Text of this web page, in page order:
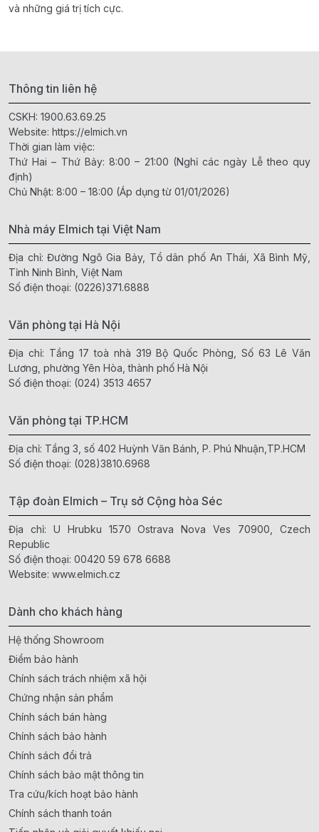
và những giá trị tích cực.
Thông tin liên hệ
CSKH: 1900.63.69.25
Website: https://elmich.vn
Thời gian làm việc:
Thứ Hai – Thứ Bảy: 8:00 – 21:00 (Nghỉ các ngày Lễ theo quy
định)
Chủ Nhật: 8:00 – 18:00 (Áp dụng từ 01/01/2026)
Nhà máy Elmich tại Việt Nam
Địa chỉ: Đường Ngô Gia Bảy, Tổ dân phố An Thái, Xã Bình Mỹ,
Tỉnh Ninh Bình, Việt Nam
Số điện thoại: (0226)371.6888
Văn phòng tại Hà Nội
Địa chỉ: Tầng 17 toà nhà 319 Bộ Quốc Phòng, Số 63 Lê Văn
Lương, phường Yên Hòa, thành phố Hà Nội
Số điện thoại: (024) 3513 4657
Văn phòng tại TP.HCM
Địa chỉ: Tầng 3, số 402 Huỳnh Văn Bánh, P. Phú Nhuận,TP.HCM
Số điện thoại: (028)3810.6968
Tập đoàn Elmich – Trụ sở Cộng hòa Séc
Địa chỉ: U Hrubku 1570 Ostrava Nova Ves 70900, Czech
Republic
Số điện thoại: 00420 59 678 6688
Website: www.elmich.cz
Dành cho khách hàng
Hệ thống Showroom
Điểm bảo hành
Chính sách trách nhiệm xã hội
Chứng nhận sản phẩm
Chính sách bán hàng
Chính sách bảo hành
Chính sách đổi trả
Chính sách bảo mật thông tin
Tra cứu/kích hoạt bảo hành
Chính sách thanh toán